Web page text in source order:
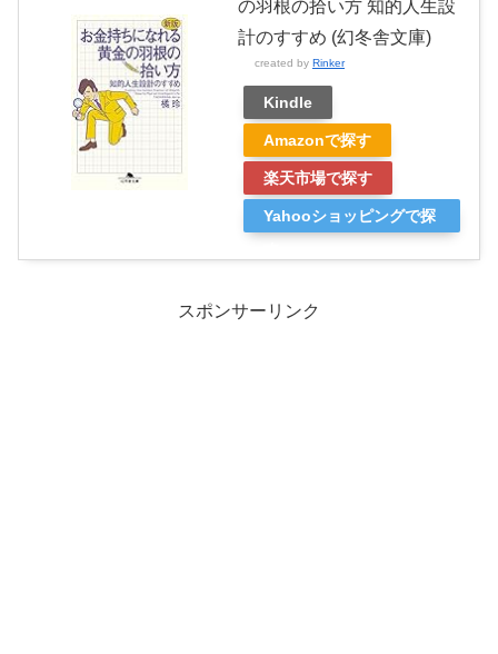
の羽根の拾い方 知的人生設
計のすすめ (幻冬舎文庫)
created by Rinker
Kindle
Amazonで探す
楽天市場で探す
Yahooショッピングで探
スポンサーリンク